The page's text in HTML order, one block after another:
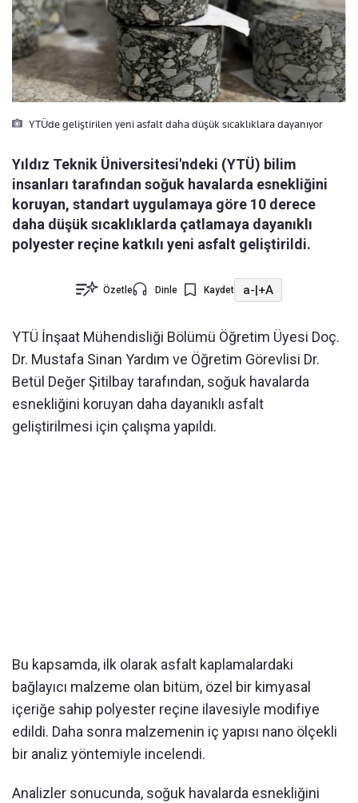
YTÜde geliştirilen yeni asfalt daha düşük sıcaklıklara dayanıyor
Yıldız Teknik Üniversitesi'ndeki (YTÜ) bilim
insanları tarafından soğuk havalarda esnekliğini
koruyan, standart uygulamaya göre 10 derece
daha düşük sıcaklıklarda çatlamaya dayanıklı
polyester reçine katkılı yeni asfalt geliştirildi.
Özetle Dinle Kaydet a-|+A
YTÜ İnşaat Mühendisliği Bölümü Öğretim Üyesi Doç.
Dr. Mustafa Sinan Yardım ve Öğretim Görevlisi Dr.
Betül Değer Şitilbay tarafından, soğuk havalarda
esnekliğini koruyan daha dayanıklı asfalt
geliştirilmesi için çalışma yapıldı.
Bu kapsamda, ilk olarak asfalt kaplamalardaki
bağlayıcı malzeme olan bitüm, özel bir kimyasal
içeriğe sahip polyester reçine ilavesiyle modifiye
edildi. Daha sonra malzemenin iç yapısı nano ölçekli
bir analiz yöntemiyle incelendi.
Analizler sonucunda, soğuk havalarda esnekliğini